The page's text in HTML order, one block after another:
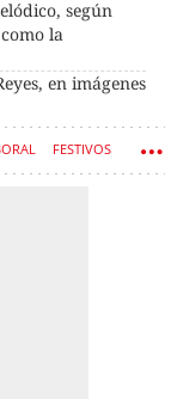
según
la
en imágenes
FESTIVOS